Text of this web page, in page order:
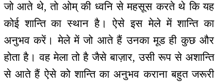
जो आते थे, तो ओम् की ध्वनि से महसूस करते थे कि यह
कोई शान्ति का स्थान है। ऐसे इस मेले में शान्ति का
अनुभव करें। मेले में जो आते हैं उनका मूड ही कुछ और
होता है। वह मेला तो है जैसे बाज़ार, उसी रूप से अशान्ति
से आते हैं ऐसे को शान्ति का अनुभव कराना बहुत जरूरी